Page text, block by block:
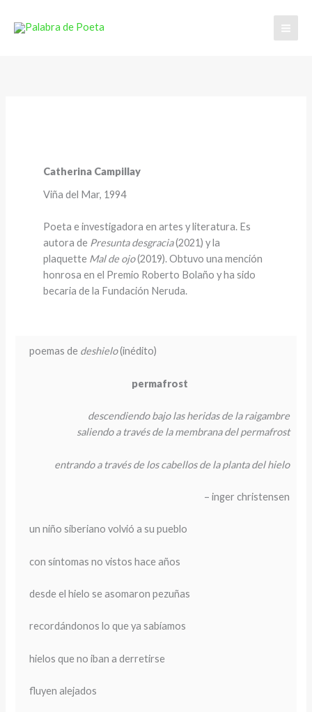
Catherina Campillay
Viña del Mar, 1994
Poeta e investigadora en artes y literatura. Es
autora de Presunta desgracia(2021) y la
plaquette Mal de ojo(2019). Obtuvo una mención
honrosa en el Premio Roberto Bolaño y ha sido
becaria de la Fundación Neruda.
poemas de deshielo(inédito)
permafrost
descendiendo bajo las heridas de la raigambre
saliendo a través de la membrana del permafrost
entrando a través de los cabellos de la planta del hielo
– inger christensen
un niño siberiano volvió a su pueblo
con síntomas no vistos hace años
desde el hielo se asomaron pezuñas
recordándonos lo que ya sabíamos
hielos que no iban a derretirse
fluyen alejados